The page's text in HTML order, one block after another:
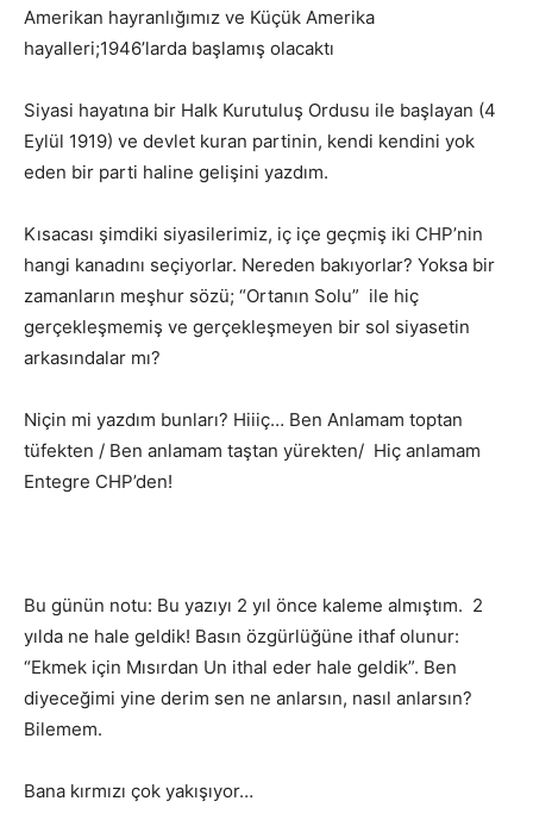
Amerikan hayranlığımız ve Küçük Amerika
hayalleri;1946’larda başlamış olacaktı
Siyasi hayatına bir Halk Kurutuluş Ordusu ile başlayan (4
Eylül 1919) ve devlet kuran partinin, kendi kendini yok
eden bir parti haline gelişini yazdım.
Kısacası şimdiki siyasilerimiz, iç içe geçmiş iki CHP’nin
hangi kanadını seçiyorlar. Nereden bakıyorlar? Yoksa bir
zamanların meşhur sözü; “Ortanın Solu” ile hiç
gerçekleşmemiş ve gerçekleşmeyen bir sol siyasetin
arkasındalar mı?
Niçin mi yazdım bunları? Hiiiç… Ben Anlamam toptan
tüfekten / Ben anlamam taştan yürekten/ Hiç anlamam
Entegre CHP’den!
Bu günün notu: Bu yazıyı 2 yıl önce kaleme almıştım. 2
yılda ne hale geldik! Basın özgürlüğüne ithaf olunur:
“Ekmek için Mısırdan Un ithal eder hale geldik”. Ben
diyeceğimi yine derim sen ne anlarsın, nasıl anlarsın?
Bilemem.
Bana kırmızı çok yakışıyor…